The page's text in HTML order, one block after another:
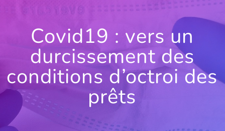
Covid19 : vers un
durcissement des
conditions d’octroi des
prêts